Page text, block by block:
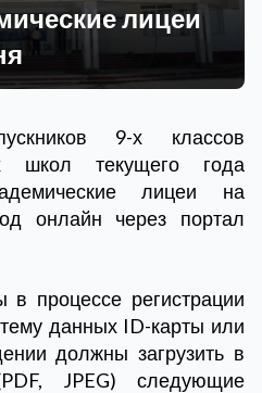
лицеи
9-х классов
школ текущего года
лицеи на
онлайн через портал
в процессе регистрации
данных ID-карты или
должны загрузить в
JPEG) следующие